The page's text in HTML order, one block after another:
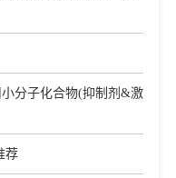
分子化合物(抑制剂&激
荐